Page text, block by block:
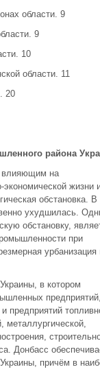
области. 9
9
10
области. 11
20
района
влияющим на
экономической жизни
обстановка. В
ухудшилась.
обстановку,
при
урбанизация
в котором
предприятий
металлургической,
Донбасс
причём в